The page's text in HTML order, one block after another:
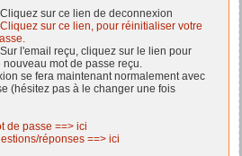
sur ce lien de deconnexion
Cliquez sur ce lien, pour réinitialiser votre
l'email reçu, cliquez sur le lien pour
nouveau mot de passe reçu.
se fera maintenant normalement avec
(hésitez pas à le changer une fois
de passe ==> ici
réponses ==> ici